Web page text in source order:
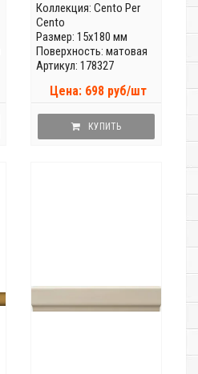
Коллекция: Cento Per
Cento
Размер: 15x180 мм
Поверхность: матовая
Артикул: 178327
Цена: 698 руб/шт
КУПИТЬ